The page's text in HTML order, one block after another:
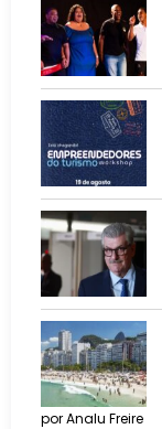
por Analu Freire